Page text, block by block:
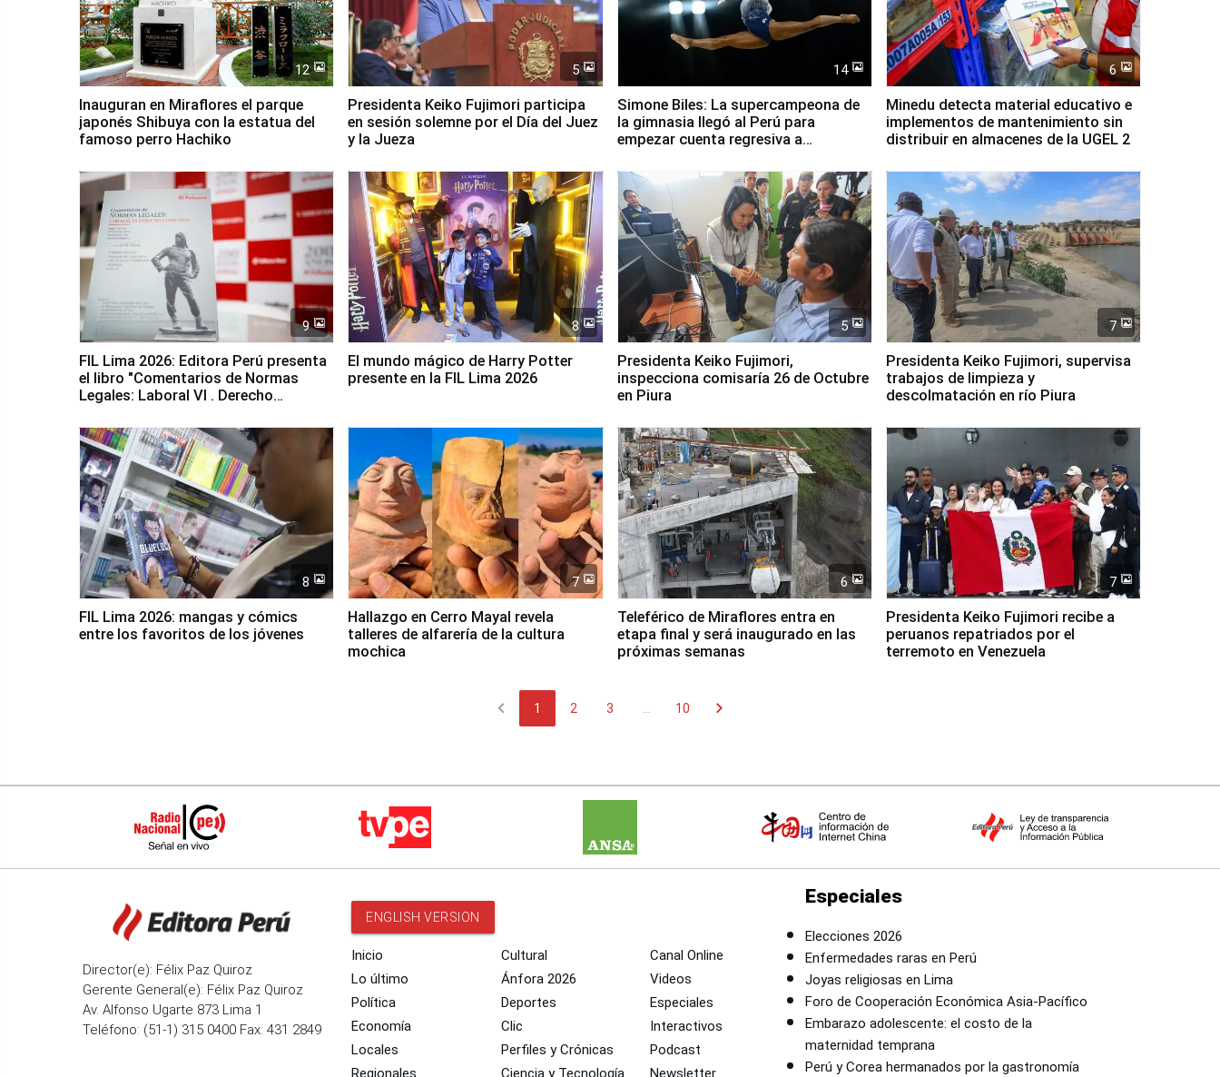
12
Inauguran en Miraflores el parque
japonés Shibuya con la estatua del
famoso perro Hachiko
5
Presidenta Keiko Fujimori participa
en sesión solemne por el Día del Juez
y la Jueza
14
Simone Biles: La supercampeona de
la gimnasia llegó al Perú para
empezar cuenta regresiva a
6
Minedu detecta material educativo e
implementos de mantenimiento sin
distribuir en almacenes de la UGEL 2
9
FIL Lima 2026: Editora Perú presenta
el libro "Comentarios de Normas
Legales: Laboral Vl . Derecho
8
El mundo mágico de Harry Potter
presente en la FIL Lima 2026
5
Presidenta Keiko Fujimori,
inspecciona comisaría 26 de Octubre
en Piura
7
Presidenta Keiko Fujimori, supervisa
trabajos de limpieza y
descolmatación en río Piura
8
FIL Lima 2026: mangas y cómics
entre los favoritos de los jóvenes
7
Hallazgo en Cerro Mayal revela
talleres de alfarería de la cultura
mochica
6
Teleférico de Miraflores entra en
etapa final y será inaugurado en las
próximas semanas
7
Presidenta Keiko Fujimori recibe a
peruanos repatriados por el
terremoto en Venezuela
chevron_left 1 2 3 10 chevron_right
Director(e): Félix Paz Quiroz
Gerente General(e): Félix Paz Quiroz
Av. Alfonso Ugarte 873 Lima 1
Teléfono: (51-1) 315 0400 Fax: 431 2849
ENGLISH VERSION
Inicio
Lo último
Política
Economía
Locales
Regionales
Cultural
Ánfora 2026
Deportes
Clic
Perfiles y Crónicas
Ciencia y Tecnología
Canal Online
Videos
Especiales
Interactivos
Podcast
Newsletter
Especiales
Elecciones 2026
Enfermedades raras en Perú
Joyas religiosas en Lima
Foro de Cooperación Económica Asia-Pacífico
Embarazo adolescente: el costo de la
maternidad temprana
Perú y Corea hermanados por la gastronomía